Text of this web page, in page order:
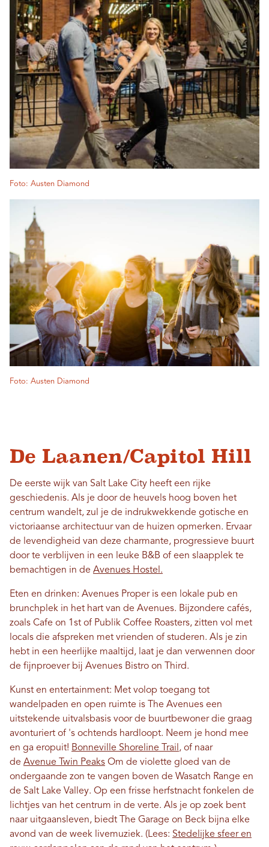
Foto: Austen Diamond
Foto: Austen Diamond
De Laanen/Capitol Hill
De eerste wijk van Salt Lake City heeft een rijke
geschiedenis. Als je door de heuvels hoog boven het
centrum wandelt, zul je de indrukwekkende gotische en
victoriaanse architectuur van de huizen opmerken. Ervaar
de levendigheid van deze charmante, progressieve buurt
door te verblijven in een leuke B&B of een slaapplek te
bemachtigen in de Avenues Hostel.
Eten en drinken: Avenues Proper is een lokale pub en
brunchplek in het hart van de Avenues. Bijzondere cafés,
zoals Cafe on 1st of Publik Coffee Roasters, zitten vol met
locals die afspreken met vrienden of studeren. Als je zin
hebt in een heerlijke maaltijd, laat je dan verwennen door
de fijnproever bij Avenues Bistro on Third.
Kunst en entertainment: Met volop toegang tot
wandelpaden en open ruimte is The Avenues een
uitstekende uitvalsbasis voor de buurtbewoner die graag
avonturiert of 's ochtends hardloopt. Neem je hond mee
en ga eropuit! Bonneville Shoreline Trail , of naar
de Avenue Twin Peaks Om de violette gloed van de
ondergaande zon te vangen boven de Wasatch Range en
de Salt Lake Valley. Op een frisse herfstnacht fonkelen de
lichtjes van het centrum in de verte. Als je op zoek bent
naar uitgaansleven, biedt The Garage on Beck bijna elke
avond van de week livemuziek. (Lees: Stedelijke sfeer en